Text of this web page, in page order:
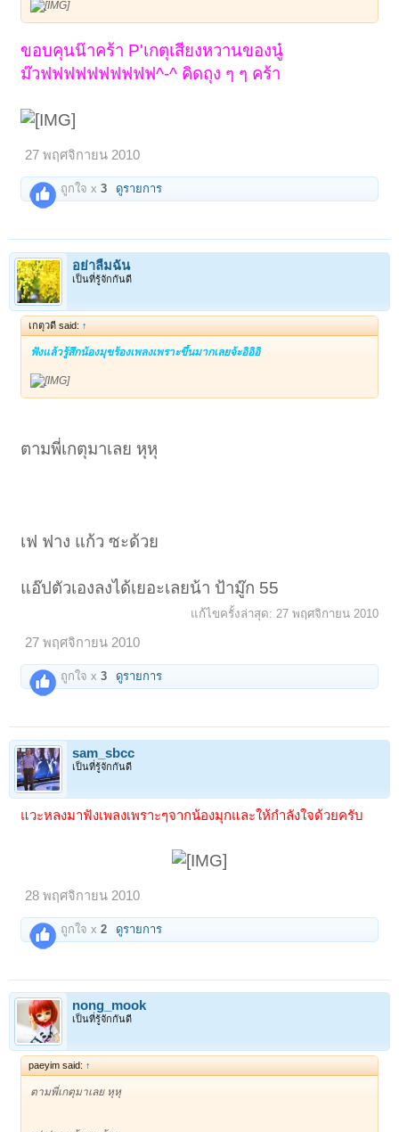
ขอบคุนน๊าคร้า P'เกตุเสียงหวานของนู๋
ม๊วฟฟฟฟฟฟฟฟฟฟ^-^ คิดถุง ๆ ๆ คร้า
27 พฤศจิกายน 2010
ถูกใจ x3 ดูรายการ
อย่าลืมฉัน
เป็นที่รู้จักกันดี
เกตุวดี said: ↑
ฟังแล้วรู้สึกน้องมุขร้องเพลงเพราะขึ้นมากเลยจ้ะอิอิอิ
ตามพี่เกตุมาเลย หุหุ
เฟ ฟาง แก้ว ซะด้วย
แอ๊ปตัวเองลงได้เยอะเลยน้า ป้ามู๊ก 55
แก้ไขครั้งล่าสุด: 27 พฤศจิกายน 2010
27 พฤศจิกายน 2010
ถูกใจ x3 ดูรายการ
sam_sbcc
เป็นที่รู้จักกันดี
แวะหลงมาฟังเพลงเพราะๆจากน้องมุกและให้กำลังใจด้วยครับ
28 พฤศจิกายน 2010
ถูกใจ x2 ดูรายการ
nong_mook
เป็นที่รู้จักกันดี
paeyim said: ↑
ตามพี่เกตุมาเลย หุหุ
2 ถัดไป >